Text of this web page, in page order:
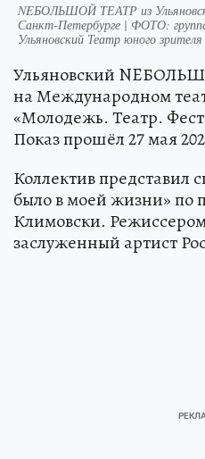
NEБОЛЬШОЙ ТЕАТР из
Санкт-Петербурге | ФОТО:
Ульяновский Театр юного зрителя
Ульяновский
на Международном
«Молодежь. Театр.
Показ прошёл 27 мая
Коллектив представил
было в моей жизни» по
Климовски.
заслуженный артист